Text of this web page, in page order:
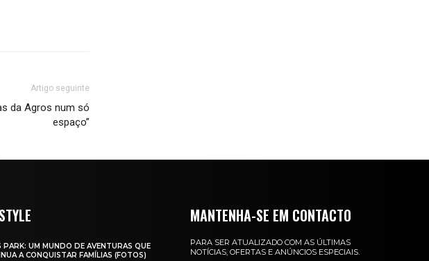
Artigo seguinte
da Agros num só
espaço”
PARK: UM MUNDO DE AVENTURAS QUE
A CONQUISTAR FAMÍLIAS (FOTOS)
MANTENHA-SE EM CONTACTO
PARA SER ATUALIZADO COM AS ÚLTIMAS
NOTÍCIAS, OFERTAS E ANÚNCIOS ESPECIAIS.